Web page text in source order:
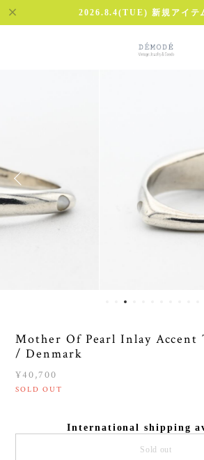
2026.8.4(TUE) 新規アイテ
Mother Of Pearl Inlay Accent
/ Denmark
¥40,700
SOLD OUT
International shipping
Sold out